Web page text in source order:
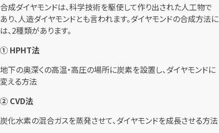
合成ダイヤモンドは、科学技術を駆使して作り出された人工物で
あり、人造ダイヤモンドとも言われます。ダイヤモンドの合成方法に
は、2種類があります。
① HPHT法
地下の奥深くの高温・高圧の場所に炭素を設置し、ダイヤモンドに
変える方法
② CVD法
炭化水素の混合ガスを蒸発させて、ダイヤモンドを成長させる方法